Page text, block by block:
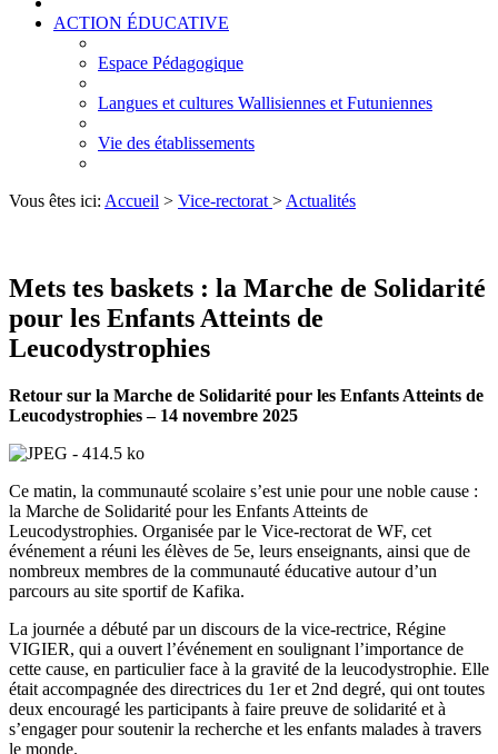
ACTION ÉDUCATIVE
Espace Pédagogique
Langues et cultures Wallisiennes et Futuniennes
Vie des établissements
Vous êtes ici: Accueil > Vice-rectorat > Actualités
Mets tes baskets : la Marche de Solidarité
pour les Enfants Atteints de
Leucodystrophies
Retour sur la Marche de Solidarité pour les Enfants Atteints de
Leucodystrophies – 14 novembre 2025
Ce matin, la communauté scolaire s’est unie pour une noble cause :
la Marche de Solidarité pour les Enfants Atteints de
Leucodystrophies. Organisée par le Vice-rectorat de WF, cet
événement a réuni les élèves de 5e, leurs enseignants, ainsi que de
nombreux membres de la communauté éducative autour d’un
parcours au site sportif de Kafika.
La journée a débuté par un discours de la vice-rectrice, Régine
VIGIER, qui a ouvert l’événement en soulignant l’importance de
cette cause, en particulier face à la gravité de la leucodystrophie. Elle
était accompagnée des directrices du 1er et 2nd degré, qui ont toutes
deux encouragé les participants à faire preuve de solidarité et à
s’engager pour soutenir la recherche et les enfants malades à travers
le monde.